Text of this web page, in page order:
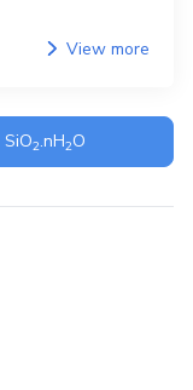
View more
SiO2.nH2O